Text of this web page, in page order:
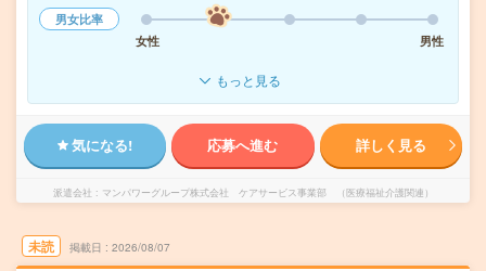
男女比率
女性
男性
もっと見る
気になる! 応募へ進む 詳しく見る
派遣会社 マンパワーグループ株式会社 ケアサービス事業部 （医療福祉介護関連）
未読 掲載日 2026/08/07